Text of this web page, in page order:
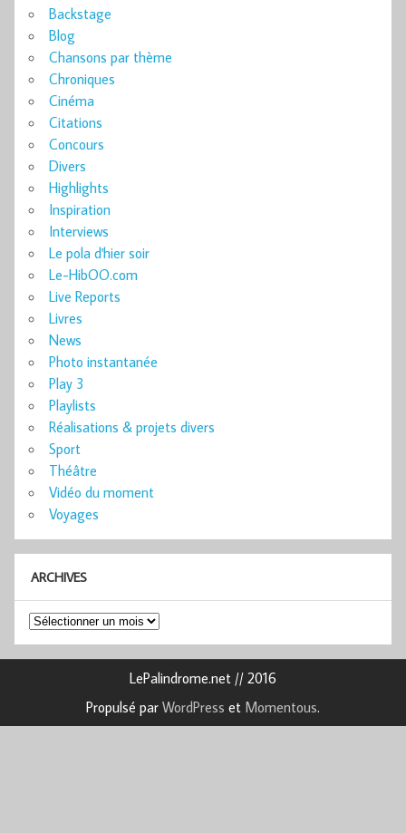
Backstage
Blog
Chansons par thème
Chroniques
Cinéma
Citations
Concours
Divers
Highlights
Inspiration
Interviews
Le pola d'hier soir
Le-HibOO.com
Live Reports
Livres
News
Photo instantanée
Play 3
Playlists
Réalisations & projets divers
Sport
Théâtre
Vidéo du moment
Voyages
ARCHIVES
Archives
LePalindrome.net // 2016
Propulsé par WordPress et Momentous.